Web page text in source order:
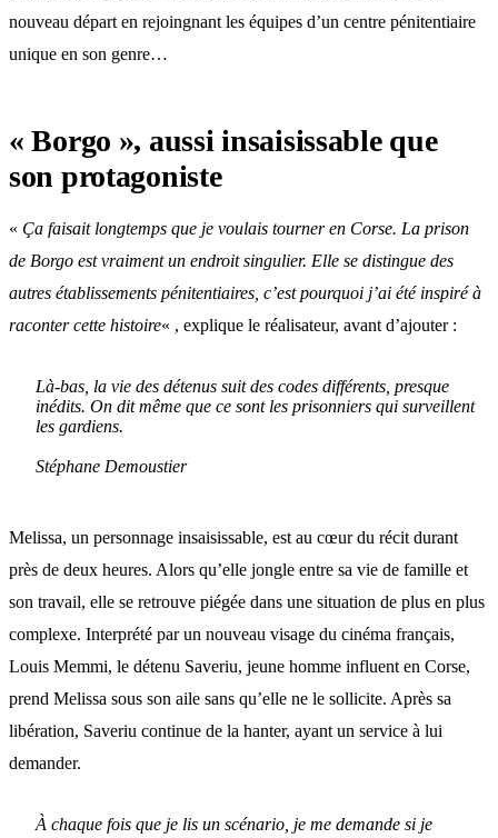
nouveau départ en rejoingnant les équipes d’un centre pénitentiaire
unique en son genre…
« Borgo », aussi insaisissable que
son protagoniste
« Ça faisait longtemps que je voulais tourner en Corse. La prison
de Borgo est vraiment un endroit singulier. Elle se distingue des
autres établissements pénitentiaires, c’est pourquoi j’ai été inspiré à
raconter cette histoire« , explique le réalisateur, avant d’ajouter :
Là-bas, la vie des détenus suit des codes différents, presque
inédits. On dit même que ce sont les prisonniers qui surveillent
les gardiens.
Stéphane Demoustier
Melissa, un personnage insaisissable, est au cœur du récit durant
près de deux heures. Alors qu’elle jongle entre sa vie de famille et
son travail, elle se retrouve piégée dans une situation de plus en plus
complexe. Interprété par un nouveau visage du cinéma français,
Louis Memmi, le détenu Saveriu, jeune homme influent en Corse,
prend Melissa sous son aile sans qu’elle ne le sollicite. Après sa
libération, Saveriu continue de la hanter, ayant un service à lui
demander.
À chaque fois que je lis un scénario, je me demande si je